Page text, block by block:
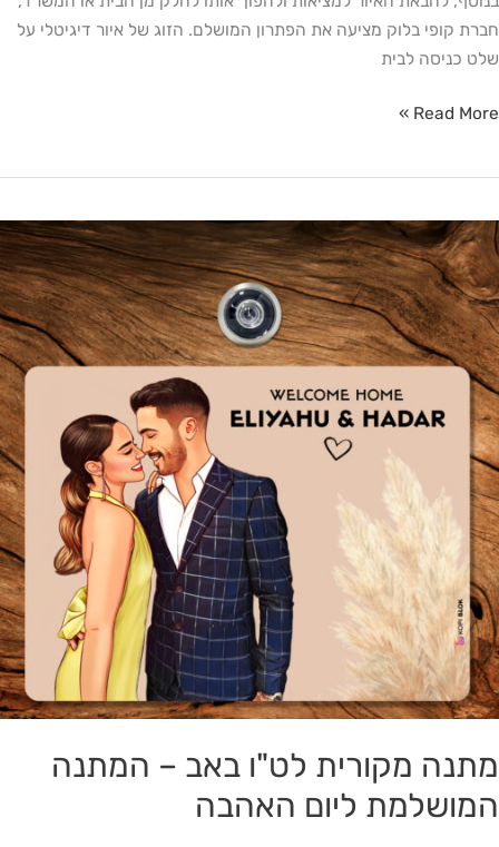
חברת קופי בלוק מציעה את הפתרון המושלם. הזוג של איור דיגיטלי על
שלט כניסה לבית
Read More »
מתנה מקורית לט"ו באב – המתנה
המושלמת ליום האהבה
מתנה
מקורית
לט"ו
באב
–
המתנה
המושלמת
ליום
האהבה